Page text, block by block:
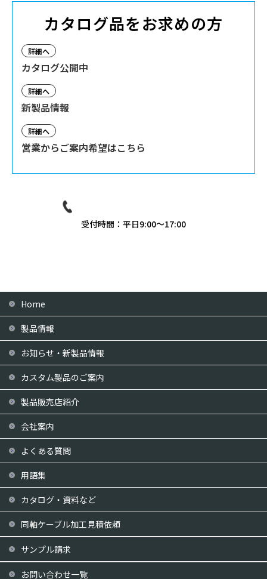
カタログ品をお求めの方
詳細へ
カタログ公開中
詳細へ
新製品情報
詳細へ
営業からご案内希望はこちら
受付時間：平日9:00〜17:00
Home
製品情報
お知らせ・新製品情報
カスタム製品のご案内
製品販売店紹介
会社案内
よくある質問
用語集
カタログ・資料など
同軸ケーブル加工見積依頼
サンプル請求
お問い合わせ一覧